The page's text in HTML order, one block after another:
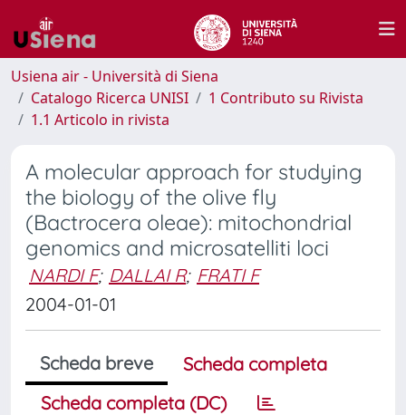
Usiena air - Università di Siena
Catalogo Ricerca UNISI
1 Contributo su Rivista
1.1 Articolo in rivista
A molecular approach for studying
the biology of the olive fly
(Bactrocera oleae): mitochondrial
genomics and microsatelliti loci
NARDI F; DALLAI R; FRATI F
2004-01-01
Scheda breve
Scheda completa
Scheda completa (DC)